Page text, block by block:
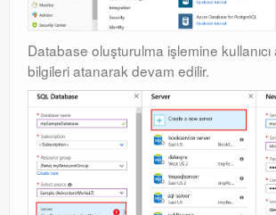
Database oluşturulma işlemine kullanıcı
bilgileri atanarak devam edilir.